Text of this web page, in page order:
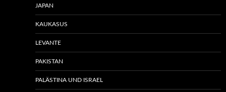
JAPAN
KAUKASUS
LEVANTE
PAKISTAN
PALÄSTINA UND ISRAEL